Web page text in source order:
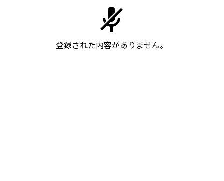
登録された内容がありません。